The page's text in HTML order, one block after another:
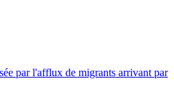
par l'afflux de migrants arrivant par